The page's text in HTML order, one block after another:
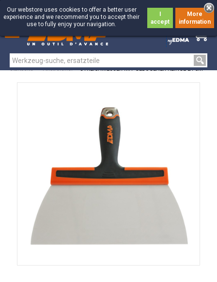
0
0
Our webstore uses cookies to offer a better user
experience and we recommend you to accept their
use to fully enjoy your navigation.
accept
More
information
Startseite > Anstreicher > STREICHMESSER MIT GEBOGENER KLINGE 24 CM